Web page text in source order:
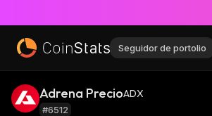
Seguidor de portolio
Adrena PrecioADX
#6512